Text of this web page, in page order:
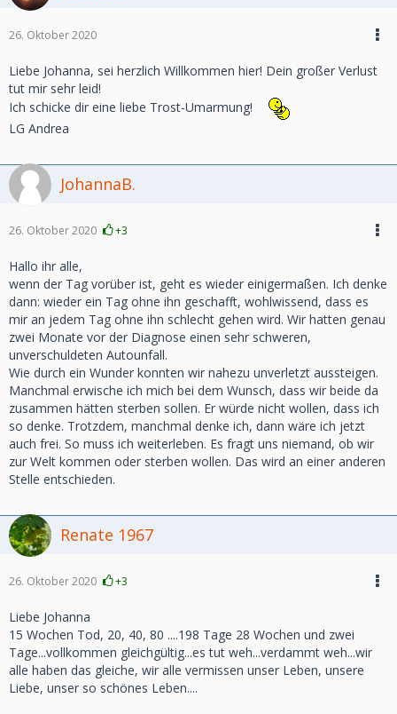
26. Oktober 2020
Liebe Johanna, sei herzlich Willkommen hier! Dein großer Verlust
tut mir sehr leid!
Ich schicke dir eine liebe Trost-Umarmung!
LG Andrea
JohannaB.
26. Oktober 2020 +3
Hallo ihr alle,
wenn der Tag vorüber ist, geht es wieder einigermaßen. Ich denke
dann: wieder ein Tag ohne ihn geschafft, wohlwissend, dass es
mir an jedem Tag ohne ihn schlecht gehen wird. Wir hatten genau
zwei Monate vor der Diagnose einen sehr schweren,
unverschuldeten Autounfall.
Wie durch ein Wunder konnten wir nahezu unverletzt aussteigen.
Manchmal erwische ich mich bei dem Wunsch, dass wir beide da
zusammen hätten sterben sollen. Er würde nicht wollen, dass ich
so denke. Trotzdem, manchmal denke ich, dann wäre ich jetzt
auch frei. So muss ich weiterleben. Es fragt uns niemand, ob wir
zur Welt kommen oder sterben wollen. Das wird an einer anderen
Stelle entschieden.
Renate 1967
26. Oktober 2020 +3
Liebe Johanna
15 Wochen Tod, 20, 40, 80 ....198 Tage 28 Wochen und zwei
Tage...vollkommen gleichgültig...es tut weh...verdammt weh...wir
alle haben das gleiche, wir alle vermissen unser Leben, unsere
Liebe, unser so schönes Leben....